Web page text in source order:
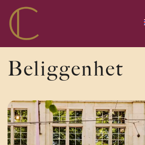
Beliggenhet